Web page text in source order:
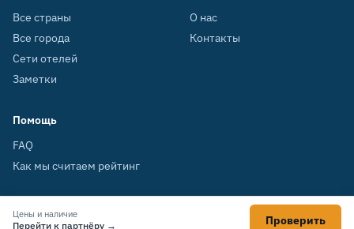
Все страны
Все города
Сети отелей
Заметки
О нас
Контакты
Помощь
FAQ
Как мы считаем рейтинг
© 2003–2026 HOTELS.SU
Цены и наличие
Перейти к партнёру → Проверить